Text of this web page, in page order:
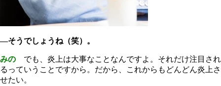
―そうでしょうね（笑）。
みの
でも、炎上は大事なことなんですよ。それだけ注目され
るっていうことですから。だから、これからもどんどん炎上さ
せたい。